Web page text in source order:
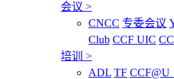
会议 >
CNCC 专委会议
Club CCF UIC
培训 >
ADL TF CCF@U